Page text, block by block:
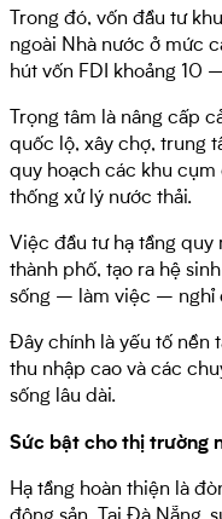
Trong đó, vốn đầu tư
ngoài Nhà nước ở mức
hút vốn FDI khoảng 10
Trọng tâm là nâng cấp
quốc lộ, xây chợ, trung
quy hoạch các khu
thống xử lý nước thải.
Việc đầu tư hạ tầng
thành phố, tạo ra hệ
sống – làm việc – nghỉ
Đây chính là yếu tố nền
thu nhập cao và các
sống lâu dài.
Sức bật cho thị trường
Hạ tầng hoàn thiện là
động sản. Tại Đà Nẵng,